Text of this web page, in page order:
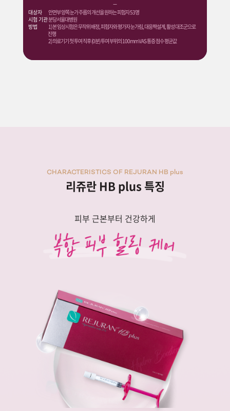
대상자
시험 기관
방법
안면부 양쪽 눈가 주름의 개선을 원하는 피험자 53명
분당서울대병원
1) 본 임상시험은 무작위 배정, 피험자와 평가자 눈가림, 대응짝설계, 활성 대조군으로
진행
2) 의료기기 첫 투여 직후 (0분) 투여 부위의 100mm VAS 통증 점수 평균값
리쥬란 HB plus 특징
CHARACTERISTICS OF REJURAN HB plus
피부 근본부터 건강하게